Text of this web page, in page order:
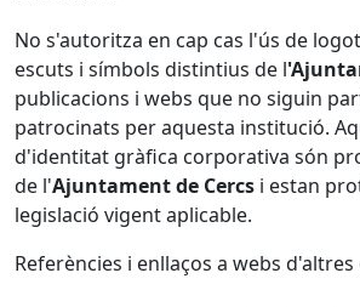
No s'autoritza en cap cas l'ús de
escuts i símbols distintius de l
publicacions i webs que no siguin
patrocinats per aquesta institució.
d'identitat gràfica corporativa són
de l'Ajuntament de Cercs i estan
legislació vigent aplicable.
Referències i enllaços a webs